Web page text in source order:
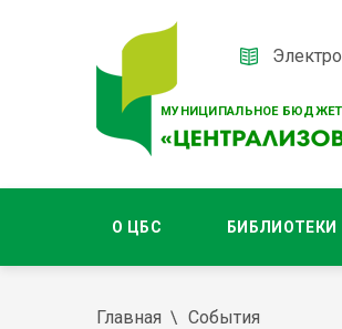
МУНИЦИПАЛЬНОЕ
О ЦБС БИБЛИОТЕКИ
Главная События